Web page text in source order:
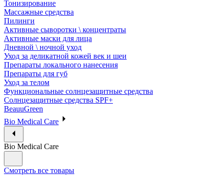
Тонизирование
Массажные средства
Пилинги
Активные сыворотки \ концентраты
Активные маски для лица
Дневной \ ночной уход
Уход за деликатной кожей век и шеи
Препараты локального нанесения
Препараты для губ
Уход за телом
Функциональные солнцезащитные средства
Солнцезащитные средства SPF+
BeauuGreen
Bio Medical Care
Bio Medical Care
Смотреть все товары